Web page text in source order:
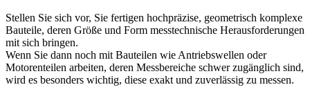
Stellen Sie sich vor, Sie fertigen hochpräzise, geometrisch komplexe
Bauteile, deren Größe und Form messtechnische Herausforderungen
mit sich bringen.
Wenn Sie dann noch mit Bauteilen wie Antriebswellen oder
Motorenteilen arbeiten, deren Messbereiche schwer zugänglich sind,
wird es besonders wichtig, diese exakt und zuverlässig zu messen.